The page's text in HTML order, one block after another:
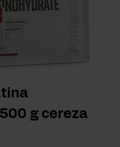
g cereza